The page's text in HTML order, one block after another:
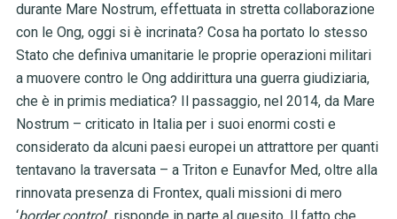
durante Mare Nostrum, effettuata in stretta collaborazione
con le Ong, oggi si è incrinata? Cosa ha portato lo stesso
Stato che definiva umanitarie le proprie operazioni militari
a muovere contro le Ong addirittura una guerra giudiziaria,
che è in primis mediatica? Il passaggio, nel 2014, da Mare
Nostrum – criticato in Italia per i suoi enormi costi e
considerato da alcuni paesi europei un attrattore per quanti
tentavano la traversata – a Triton e Eunavfor Med, oltre alla
rinnovata presenza di Frontex, quali missioni di mero